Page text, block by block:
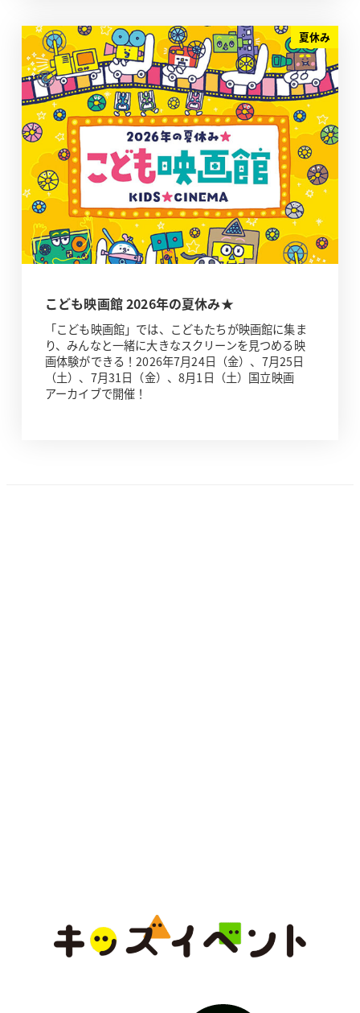
夏休み
こども映画館 2026年の夏休み★
「こども映画館」では、こどもたちが映画館に集ま
り、みんなと一緒に大きなスクリーンを見つめる映
画体験ができる！2026年7月24日（金）、7月25日
（土）、7月31日（金）、8月1日（土）国立映画
アーカイブで開催！